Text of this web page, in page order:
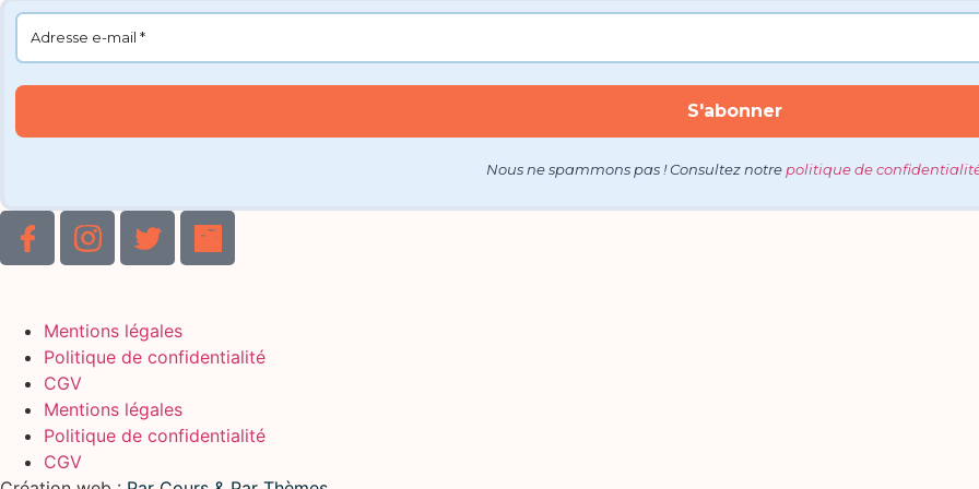
Nous ne spammons pas ! Consultez notre politique de
Mentions légales
Politique de confidentialité
CGV
Mentions légales
Politique de confidentialité
CGV